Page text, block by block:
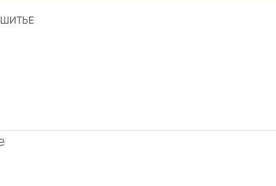
ШИТЬЕ